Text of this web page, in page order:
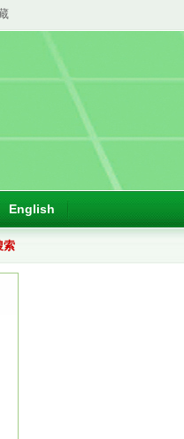
English
索